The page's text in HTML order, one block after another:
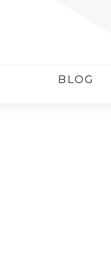
BLOG